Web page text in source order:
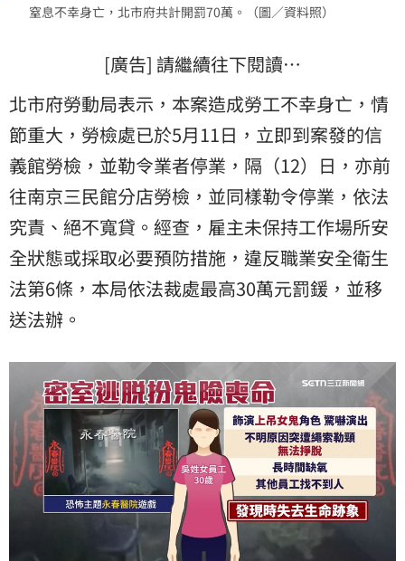
窒息不幸身亡，北市府共計開罰70萬。（圖／資料照）
[廣告] 請繼續往下閱讀…
北市府勞動局表示，本案造成勞工不幸身亡，情
節重大，勞檢處已於5月11日，立即到案發的信
義館勞檢，並勒令業者停業，隔（12）日，亦前
往南京三民館分店勞檢，並同樣勒令停業，依法
究責、絕不寬貸。經查，雇主未保持工作場所安
全狀態或採取必要預防措施，違反職業安全衛生
法第6條，本局依法裁處最高30萬元罰鍰，並移
送法辦。